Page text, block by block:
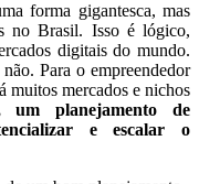
forma gigantesca, mas
no Brasil. Isso é lógico,
digitais do mundo.
Para o empreendedor
muitos mercados e nichos
um planejamento de
e escalar o